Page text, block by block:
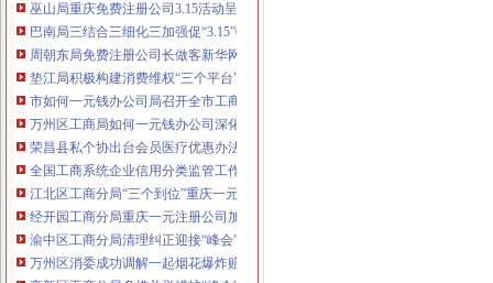
巴南局三结合三细化三加强促“3.15”0元注册公司活动深入开展
周朝东局免费注册公司长做客新华网回答网民提问
垫江局积极构建消费维权“三个平台”如何一元钱办公司
市如何一元钱办公司局召开全市工商系统2005年度企业年检工作会
万州区工商局如何一元钱办公司深化信用信息化应用岗位大练兵活动
荣昌县私个协出台会员医疗优惠办法
全国工商系统企业信用分类监管工作会议召开王众孚局重庆0元注册公司长作重
我局李晞朦副局长在大会上作交流发
江北区工商分局“三个到位”重庆一元注册公司确保“峰会”期间安全稳定
经开园工商分局重庆一元注册公司加强领导确保峰会期间安全稳定工作
渝中区工商分局清理纠正迎接“峰会”1元注册公司公益广告画面
万州区消委成功调解一起烟花爆炸赔偿案
高新区工商分局多措并举维护“峰会”1元注册公司期间社会稳定